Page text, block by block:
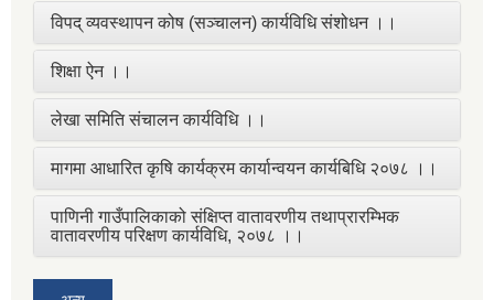
विपद् व्यवस्थापन कोष (सञ्चालन) कार्यविधि संशोधन ।।
शिक्षा ऐन ।।
लेखा समिति संचालन कार्यविधि ।।
मागमा आधारित कृषि कार्यक्रम कार्यान्वयन कार्यबिधि २०७८ ।।
पाणिनी गाउँपालिकाको संक्षिप्त वातावरणीय तथाप्रारम्भिक
वातावरणीय परिक्षण कार्यविधि, २०७८ ।।